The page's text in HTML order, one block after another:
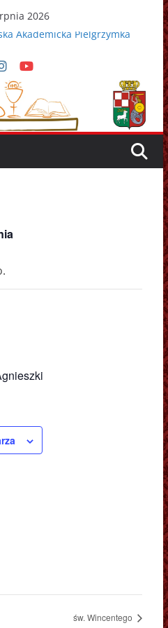
2026
Akademicka Pielgrzymka
Leon XIV
nowym metropolitą
Kazimierz Apel
św. Wincentego